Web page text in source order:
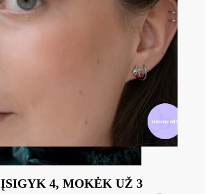
ĮSIGYK 4, MOKĖK UŽ 3